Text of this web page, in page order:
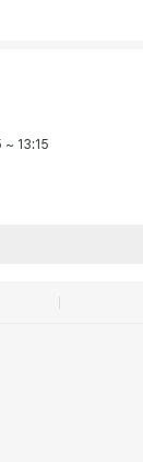
~ 13:15